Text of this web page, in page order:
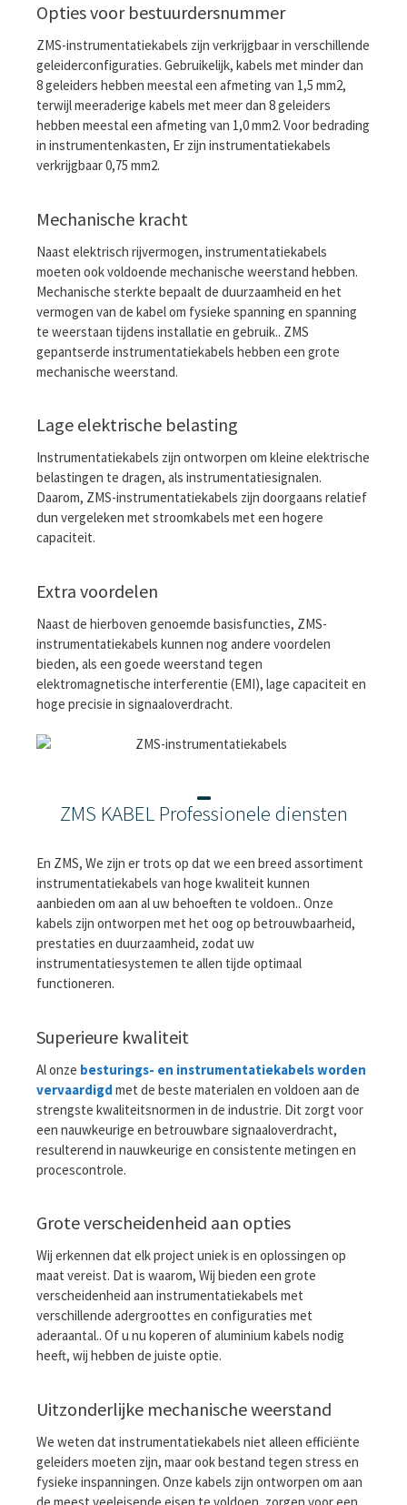
Opties voor bestuurdersnummer
ZMS-instrumentatiekabels zijn verkrijgbaar in verschillende
geleiderconfiguraties. Gebruikelijk, kabels met minder dan
8 geleiders hebben meestal een afmeting van 1,5 mm2,
terwijl meeraderige kabels met meer dan 8 geleiders
hebben meestal een afmeting van 1,0 mm2. Voor bedrading
in instrumentenkasten, Er zijn instrumentatiekabels
verkrijgbaar 0,75 mm2.
Mechanische kracht
Naast elektrisch rijvermogen, instrumentatiekabels
moeten ook voldoende mechanische weerstand hebben.
Mechanische sterkte bepaalt de duurzaamheid en het
vermogen van de kabel om fysieke spanning en spanning
te weerstaan ​​tijdens installatie en gebruik.. ZMS
gepantserde instrumentatiekabels hebben een grote
mechanische weerstand.
Lage elektrische belasting
Instrumentatiekabels zijn ontworpen om kleine elektrische
belastingen te dragen, als instrumentatiesignalen.
Daarom, ZMS-instrumentatiekabels zijn doorgaans relatief
dun vergeleken met stroomkabels met een hogere
capaciteit.
Extra voordelen
Naast de hierboven genoemde basisfuncties, ZMS-
instrumentatiekabels kunnen nog andere voordelen
bieden, als een goede weerstand tegen
elektromagnetische interferentie (EMI), lage capaciteit en
hoge precisie in signaaloverdracht.
ZMS KABEL Professionele diensten
En ZMS, We zijn er trots op dat we een breed assortiment
instrumentatiekabels van hoge kwaliteit kunnen
aanbieden om aan al uw behoeften te voldoen.. Onze
kabels zijn ontworpen met het oog op betrouwbaarheid,
prestaties en duurzaamheid, zodat uw
instrumentatiesystemen te allen tijde optimaal
functioneren.
Superieure kwaliteit
Al onze besturings- en instrumentatiekabels worden
vervaardigd met de beste materialen en voldoen aan de
strengste kwaliteitsnormen in de industrie. Dit zorgt voor
een nauwkeurige en betrouwbare signaaloverdracht,
resulterend in nauwkeurige en consistente metingen en
procescontrole.
Grote verscheidenheid aan opties
Wij erkennen dat elk project uniek is en oplossingen op
maat vereist. Dat is waarom, Wij bieden een grote
verscheidenheid aan instrumentatiekabels met
verschillende adergroottes en configuraties met
aderaantal.. Of u nu koperen of aluminium kabels nodig
heeft, wij hebben de juiste optie.
Uitzonderlijke mechanische weerstand
We weten dat instrumentatiekabels niet alleen efficiënte
geleiders moeten zijn, maar ook bestand tegen stress en
fysieke inspanningen. Onze kabels zijn ontworpen om aan